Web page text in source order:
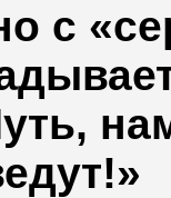
с